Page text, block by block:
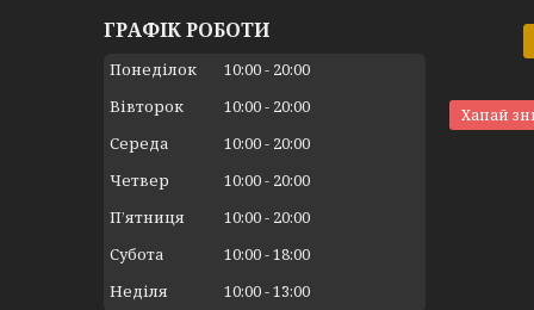
Хапай
ГРАФІК РОБОТИ
Понеділок 10:00
20:00
Вівторок
10:00
20:00
Середа
10:00
20:00
Четвер
10:00
20:00
Пʼятниця
10:00
20:00
Субота
10:00 18:00
Неділя
10:00 13:00